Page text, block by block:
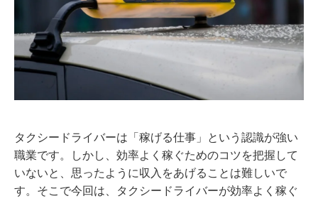
タクシードライバーは「稼げる仕事」という認識が強い
職業です。しかし、効率よく稼ぐためのコツを把握して
いないと、思ったように収入をあげることは難しいで
す。そこで今回は、タクシードライバーが効率よく稼ぐ